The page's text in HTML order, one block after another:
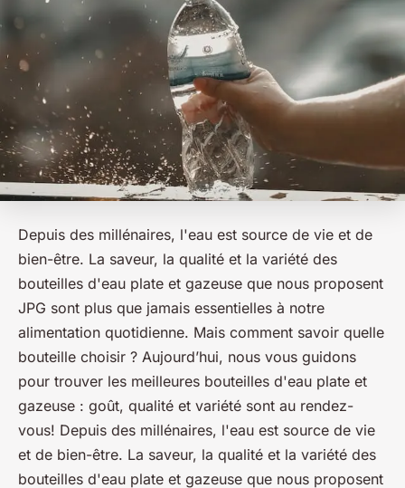
Depuis des millénaires, l'eau est source de vie et de
bien-être. La saveur, la qualité et la variété des
bouteilles d'eau plate et gazeuse que nous proposent
JPG sont plus que jamais essentielles à notre
alimentation quotidienne. Mais comment savoir quelle
bouteille choisir ? Aujourd’hui, nous vous guidons
pour trouver les meilleures bouteilles d'eau plate et
gazeuse : goût, qualité et variété sont au rendez-
vous! Depuis des millénaires, l'eau est source de vie
et de bien-être. La saveur, la qualité et la variété des
bouteilles d'eau plate et gazeuse que nous proposent